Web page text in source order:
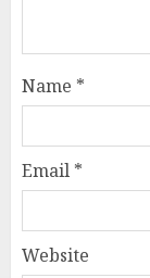
Name *
Email *
Website